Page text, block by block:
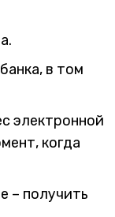
в том
электронной
когда
– получить